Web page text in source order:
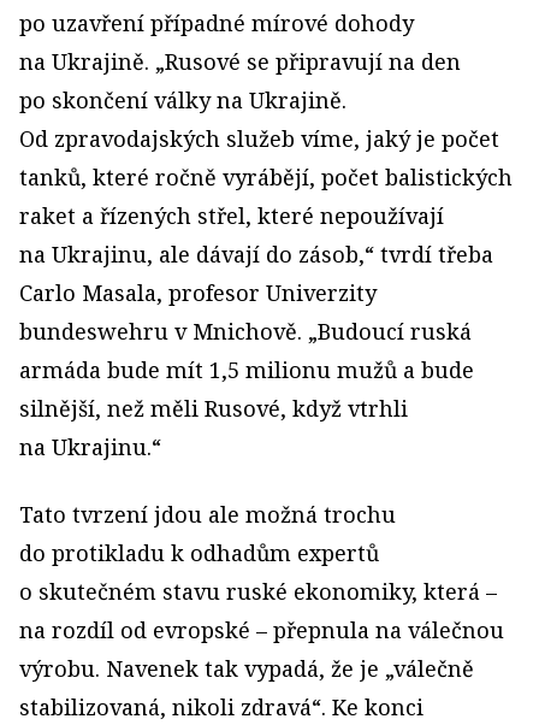
po uzavření případné mírové dohody
na Ukrajině. „Rusové se připravují na den
po skončení války na Ukrajině.
Od zpravodajských služeb víme, jaký je počet
tanků, které ročně vyrábějí, počet balistických
raket a řízených střel, které nepoužívají
na Ukrajinu, ale dávají do zásob,“ tvrdí třeba
Carlo Masala, profesor Univerzity
bundeswehru v Mnichově. „Budoucí ruská
armáda bude mít 1,5 milionu mužů a bude
silnější, než měli Rusové, když vtrhli
na Ukrajinu.“
Tato tvrzení jdou ale možná trochu
do protikladu k odhadům expertů
o skutečném stavu ruské ekonomiky, která –
na rozdíl od evropské – přepnula na válečnou
výrobu. Navenek tak vypadá, že je „válečně
stabilizovaná, nikoli zdravá“. Ke konci